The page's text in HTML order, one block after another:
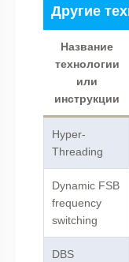
Другие
Название
технологии
или
инструкции
Hyper-
Threading
Dynamic FSB
frequency
switching
DBS